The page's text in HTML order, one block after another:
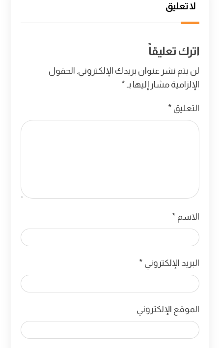
لا تعليق
اترك تعليقاً
لن يتم نشر عنوان بريدك الإلكتروني. الحقول
الإلزامية مشار إليها بـ *
التعليق *
الاسم *
البريد الإلكتروني *
الموقع الإلكتروني